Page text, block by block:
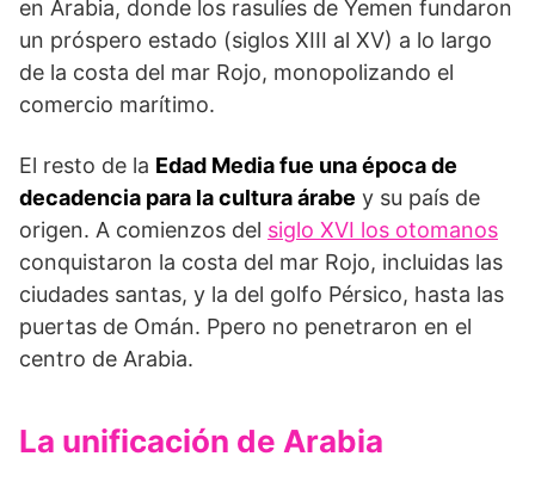
en Arabia, donde los rasulíes de Yemen fundaron
un próspero estado (siglos XIII al XV) a lo largo
de la costa del mar Rojo, monopolizando el
comercio marítimo.
El resto de la Edad Media fue una época de
decadencia para la cultura árabe y su país de
origen. A comienzos del siglo XVI los otomanos
conquistaron la costa del mar Rojo, incluidas las
ciudades santas, y la del golfo Pérsico, hasta las
puertas de Omán. Ppero no penetraron en el
centro de Arabia.
La unificación de Arabia